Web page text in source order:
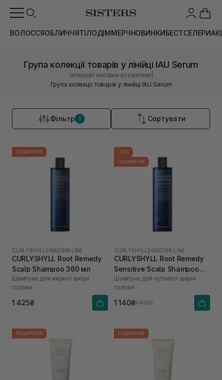
ВОЛОССЯОБЛИЧЧЯТІЛОДІММЕРЧНОВИНКИБЕСТСЕЛЕРИ
Група колекції товарів у лінійці IAU Serum
Інтернет магазин косметики
Група колекції товарів у лінійці IAU Serum
Фільтр 1 Сортувати
ПОДАРУНОК
CURLYSHYLL HEADSPA LINE
CURLYSHYLL Root Remedy
Scalp Shampoo 360 мл
Шампунь для жирної шкіри
голови
1 425₴
-20%
ПОДАРУНОК
CURLYSHYLL HEADSPA LINE
CURLYSHYLL Root Remedy
Sensitive Scalp Shampoo
360 мл
Шампунь для чутливої шкіри
голови
1 140₴1 425₴
ПОДАРУНОК ПОДАРУНОК